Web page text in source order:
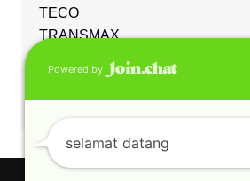
TECO
TRANSMAX
WORM GEARBOX
YUEMA
Powered by
selamat datang